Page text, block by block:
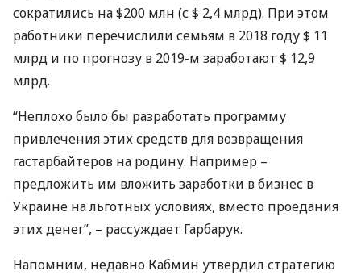
сократились на $200 млн (с $ 2,4 млрд). При этом
работники перечислили семьям в 2018 году $ 11
млрд и по прогнозу в 2019-м заработают $ 12,9
млрд.
“Неплохо было бы разработать программу
привлечения этих средств для возвращения
гастарбайтеров на родину. Например –
предложить им вложить заработки в бизнес в
Украине на льготных условиях, вместо проедания
этих денег”, – рассуждает Гарбарук.
Напомним, недавно Кабмин утвердил стратегию